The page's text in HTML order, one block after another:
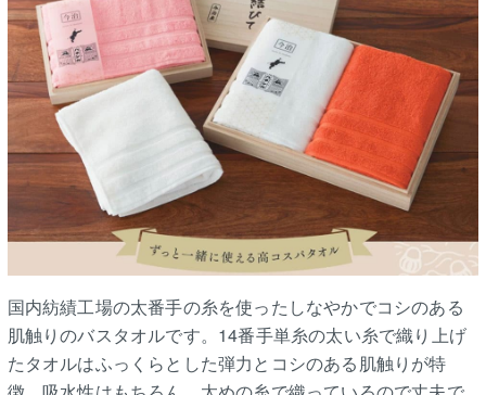
国内紡績工場の太番手の糸を使ったしなやかでコシのある
肌触りのバスタオルです。14番手単糸の太い糸で織り上げ
たタオルはふっくらとした弾力とコシのある肌触りが特